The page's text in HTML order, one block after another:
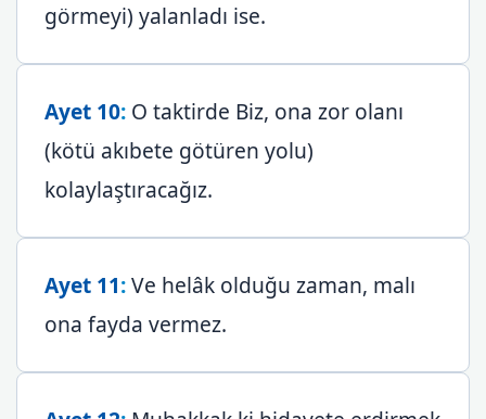
görmeyi) yalanladı ise.
Ayet 10: O taktirde Biz, ona zor olanı
(kötü akıbete götüren yolu)
kolaylaştıracağız.
Ayet 11:Ve helâk olduğu zaman, malı
ona fayda vermez.